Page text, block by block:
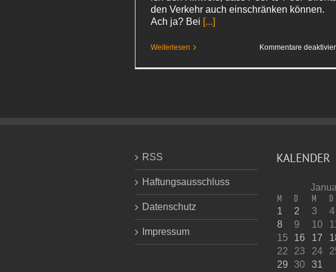
den Verkehr auch einschränken können.
Ach ja? Bei [...]
Weiterlesen Kommentare
RSS
Haftungsausschluss
Datenschutz
Impressum
KALENDER
M D M D
1 2 3 4
8
9 10 11
15
16 17
22
23 24
29
30 31